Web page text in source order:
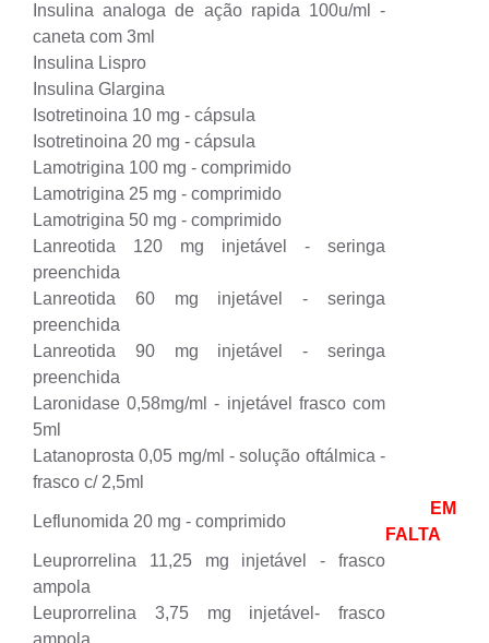
Insulina analoga de ação rapida 100u/ml -
caneta com 3ml
Insulina Lispro
Insulina Glargina
Isotretinoina 10 mg - cápsula
Isotretinoina 20 mg - cápsula
Lamotrigina 100 mg - comprimido
Lamotrigina 25 mg - comprimido
Lamotrigina 50 mg - comprimido
Lanreotida 120 mg injetável - seringa
preenchida
Lanreotida 60 mg injetável - seringa
preenchida
Lanreotida 90 mg injetável - seringa
preenchida
Laronidase 0,58mg/ml - injetável frasco com
5ml
Latanoprosta 0,05 mg/ml - solução oftálmica -
frasco c/ 2,5ml
Leflunomida 20 mg - comprimido
EM
FALTA
Leuprorrelina 11,25 mg injetável - frasco
ampola
Leuprorrelina 3,75 mg injetável- frasco